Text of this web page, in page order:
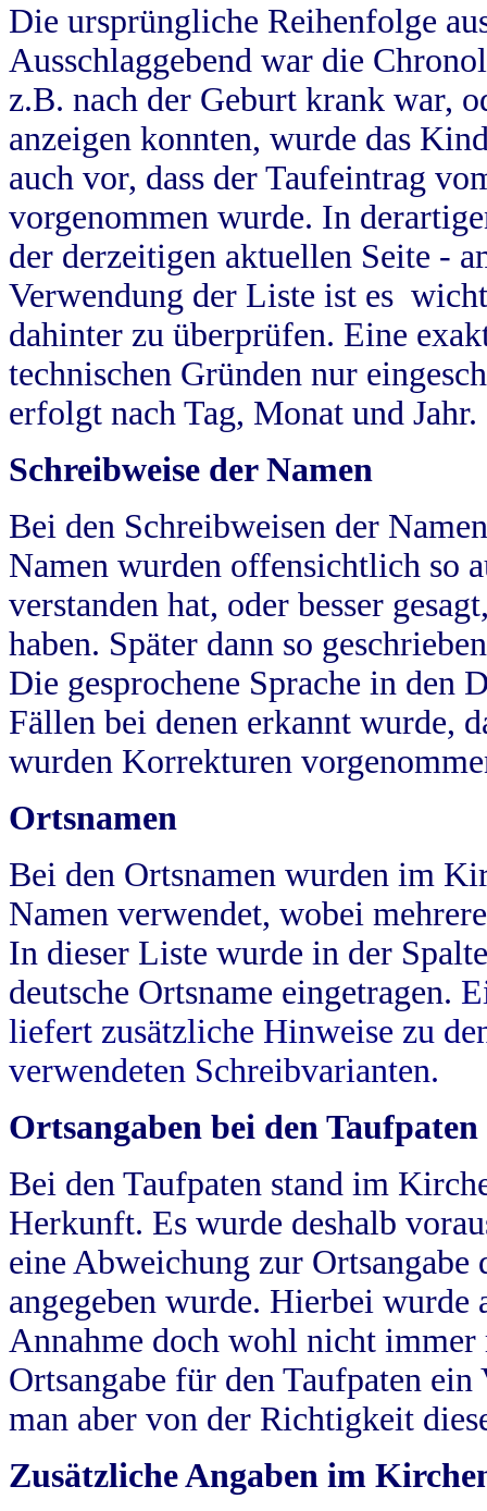
Die ursprüngliche Reihenfolge
Ausschlaggebend war die
z.B. nach der Geburt krank war,
anzeigen konnten, wurde das
auch vor, dass der Taufeintrag
vorgenommen wurde. In
der derzeitigen aktuellen Seite -
Verwendung der Liste ist es
dahinter zu überprüfen. Eine
technischen Gründen nur
erfolgt nach Tag, Monat und Jahr.
Schreibweise der Namen
Bei den Schreibweisen der
Namen wurden offensichtlich so
verstanden hat, oder besser
haben. Später dann so
Die gesprochene Sprache in
Fällen bei denen erkannt wurde,
wurden Korrekturen
Ortsnamen
Bei den Ortsnamen wurden im
Namen verwendet, wobei
In dieser Liste wurde in der
deutsche Ortsname eingetragen.
liefert zusätzliche Hinweise zu
verwendeten Schreibvarianten.
Ortsangaben bei den Taufpaten
Bei den Taufpaten stand im
Herkunft. Es wurde deshalb
eine Abweichung zur
angegeben wurde. Hierbei wurde
Annahme doch wohl nicht
Ortsangabe für den Taufpaten
man aber von der Richtigkeit
Zusätzliche Angaben im